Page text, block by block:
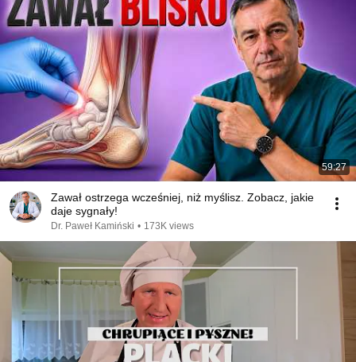
59:27
Zawał ostrzega wcześniej, niż myślisz. Zobacz, jakie
daje sygnały!
Dr. Paweł Kamiński • 173K views